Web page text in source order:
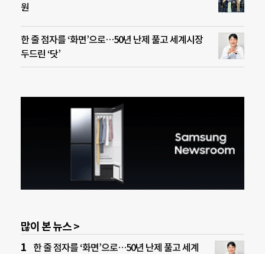
원
한 줄 점자를 ‘화면’으로…50년 난제 풀고 세계시장
두드린 ‘닷’
많이 본 뉴스 >
한 줄 점자를 ‘화면’으로…50년 난제 풀고 세계